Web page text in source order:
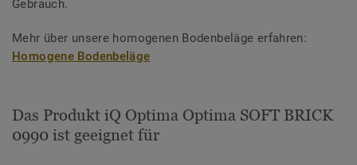
Gebrauch.
Mehr über unsere homogenen Bodenbeläge erfahren:
Homogene Bodenbeläge
Das Produkt iQ Optima Optima SOFT BRICK
0990 ist geeignet für